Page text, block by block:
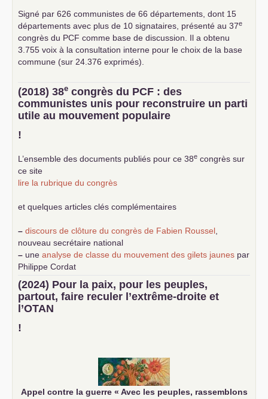
Signé par 626 communistes de 66 départements, dont 15
départements avec plus de 10 signataires, présenté au 37e
congrès du PCF comme base de discussion. Il a obtenu
3.755 voix à la consultation interne pour le choix de la base
commune (sur 24.376 exprimés).
(2018) 38e congrès du PCF : des
communistes unis pour reconstruire un parti
utile au mouvement populaire
!
L’ensemble des documents publiés pour ce 38e congrès sur
ce site
lire la rubrique du congrès
et quelques articles clés complémentaires
– discours de clôture du congrès de Fabien Roussel
nouveau secrétaire national
– une analyse de classe du mouvement des gilets jaunes par
Philippe Cordat
–
un texte de Jean-Claude Delaunay
le marxisme est la
science sociale de notre temps
–un appel proposé aux partis communistes et ouvrier
d’Europe
–
(2024) Pour la paix, pour les peuples,
partout, faire reculer l’extrême-droite et
l’OTAN
!
Appel contre la guerre « Avec les peuples, rassemblons